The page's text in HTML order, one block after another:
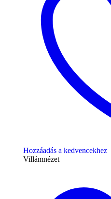
Hozzáadás a kedvencekhez
Villámnézet